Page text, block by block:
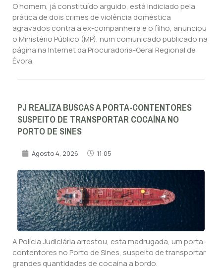
O homem, já constituído arguido, está indiciado pela
prática de dois crimes de violência doméstica
agravados contra a ex-companheira e o filho, anunciou
o Ministério Público (MP), num comunicado publicado na
página na Internet da Procuradoria-Geral Regional de
Évora.
PJ REALIZA BUSCAS A PORTA-CONTENTORES
SUSPEITO DE TRANSPORTAR COCAÍNA NO
PORTO DE SINES
Agosto 4, 2026 11:05
A Polícia Judiciária arrestou, esta madrugada, um porta-
contentores no Porto de Sines, suspeito de transportar
grandes quantidades de cocaína a bordo.